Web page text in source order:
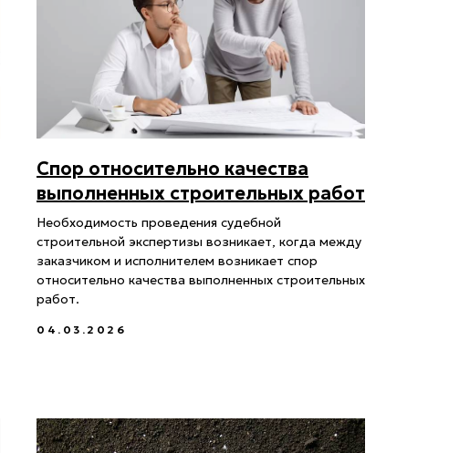
Спор относительно качества
выполненных строительных работ
Необходимость проведения судебной
строительной экспертизы возникает, когда между
заказчиком и исполнителем возникает спор
относительно качества выполненных строительных
работ.
04.03.2026